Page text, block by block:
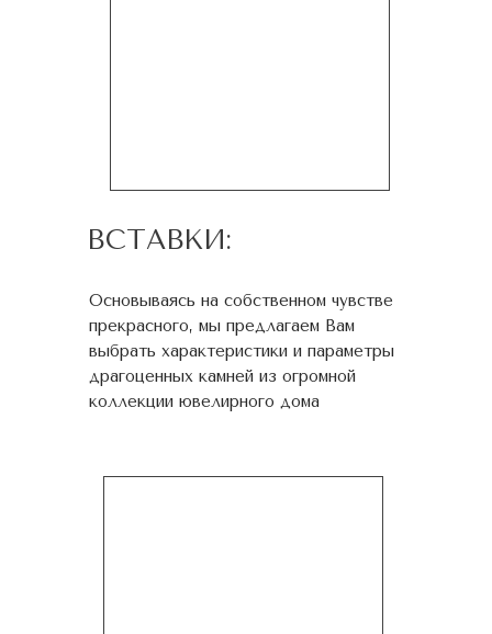
ВСТАВКИ:
Основываясь на собственном чувстве
прекрасного, мы предлагаем Вам
выбрать характеристики и параметры
драгоценных камней из огромной
коллекции ювелирного дома